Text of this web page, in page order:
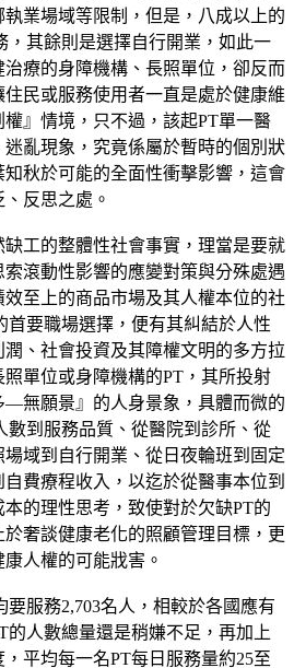
業場域等限制，但是，八成以上的
，其餘則是選擇自行開業，如此一
療的身障機構、長照單位，卻反而
民或服務使用者一直是處於健康維
』情境，只不過，該起PT單一醫
亂現象，究竟係屬於暫時的個別狀
秋於可能的全面性衝擊影響，這會
反思之處。
工的整體性社會事實，理當是要就
滾動性影響的應變對策與分殊處遇
至上的商品市場及其人權本位的社
首要職場選擇，便有其糾結於人性
、社會投資及其障權文明的多方拉
單位或身障機構的PT，其所投射
無願景』的人身景象，具體而微的
數到服務品質、從醫院到診所、從
域到自行開業、從日夜輪班到固定
費療程收入，以迄於從醫事本位到
的理性思考，致使對於欠缺PT的
奢談健康老化的照顧管理目標，更
人權的可能戕害。
服務2,703名人，相較於各國應有
的人數總量還是稍嫌不足，再加上
平均每一名PT每日服務量約25至